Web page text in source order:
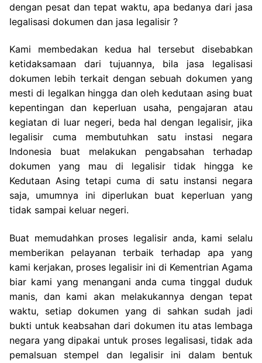
dengan pesat dan tepat waktu, apa bedanya dari jasa
legalisasi dokumen dan jasa legalisir ?
Kami membedakan kedua hal tersebut disebabkan
ketidaksamaan dari tujuannya, bila jasa legalisasi
dokumen lebih terkait dengan sebuah dokumen yang
mesti di legalkan hingga dan oleh kedutaan asing buat
kepentingan dan keperluan usaha, pengajaran atau
kegiatan di luar negeri, beda hal dengan legalisir, jika
legalisir cuma membutuhkan satu instasi negara
Indonesia buat melakukan pengabsahan terhadap
dokumen yang mau di legalisir tidak hingga ke
Kedutaan Asing tetapi cuma di satu instansi negara
saja, umumnya ini diperlukan buat keperluan yang
tidak sampai keluar negeri.
Buat memudahkan proses legalisir anda, kami selalu
memberikan pelayanan terbaik terhadap apa yang
kami kerjakan, proses legalisir ini di Kementrian Agama
biar kami yang menangani anda cuma tinggal duduk
manis, dan kami akan melakukannya dengan tepat
waktu, setiap dokumen yang di sahkan sudah jadi
bukti untuk keabsahan dari dokumen itu atas lembaga
negara yang dipakai untuk proses legalisasi, tidak ada
pemalsuan stempel dan legalisir ini dalam bentuk